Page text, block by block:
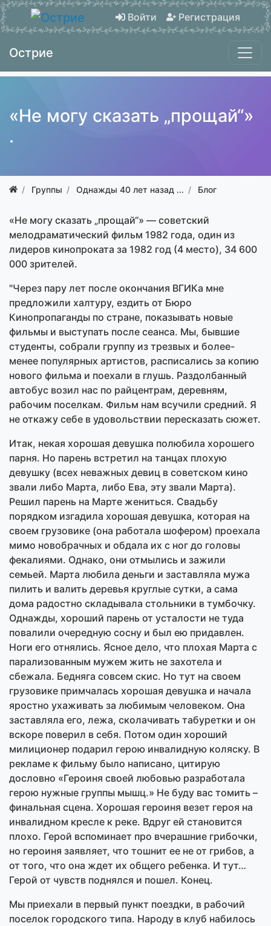
Войти Регистрация
Острие
«Не могу сказать „прощай“»
.
Группы Однажды 40 лет назад ... Блог
«Не могу сказать „прощай“» — советский
мелодраматический фильм 1982 года, один из
лидеров кинопроката за 1982 год (4 место), 34 600
000 зрителей.
"Через пару лет после окончания ВГИКа мне
предложили халтуру, ездить от Бюро
Кинопропаганды по стране, показывать новые
фильмы и выступать после сеанса. Мы, бывшие
студенты, собрали группу из трезвых и более-
менее популярных артистов, расписались за копию
нового фильма и поехали в глушь. Раздолбанный
автобус возил нас по райцентрам, деревням,
рабочим поселкам. Фильм нам всучили средний. Я
не откажу себе в удовольствии пересказать сюжет.
Итак, некая хорошая девушка полюбила хорошего
парня. Но парень встретил на танцах плохую
девушку (всех неважных девиц в советском кино
звали либо Марта, либо Ева, эту звали Марта).
Решил парень на Марте жениться. Свадьбу
порядком изгадила хорошая девушка, которая на
своем грузовике (она работала шофером) проехала
мимо новобрачных и обдала их с ног до головы
фекалиями. Однако, они отмылись и зажили
семьей. Марта любила деньги и заставляла мужа
пилить и валить деревья круглые сутки, а сама
дома радостно складывала стольники в тумбочку.
Однажды, хороший парень от усталости не туда
повалили очередную сосну и был ею придавлен.
Ноги его отнялись. Ясное дело, что плохая Марта с
парализованным мужем жить не захотела и
сбежала. Бедняга совсем скис. Но тут на своем
грузовике примчалась хорошая девушка и начала
яростно ухаживать за любимым человеком. Она
заставляла его, лежа, сколачивать табуретки и он
вскоре поверил в себя. Потом один хороший
милиционер подарил герою инвалидную коляску. В
рекламе к фильму было написано, цитирую
дословно «Героиня своей любовью разработала
герою нужные группы мышц.» Не буду вас томить –
финальная сцена. Хорошая героиня везет героя на
инвалидном кресле к реке. Вдруг ей становится
плохо. Герой вспоминает про вчерашние грибочки,
но героиня заявляет, что тошнит ее не от грибов, а
от того, что она ждет их общего ребенка. И тут…
Герой от чувств поднялся и пошел. Конец.
Мы приехали в первый пункт поездки, в рабочий
поселок городского типа. Народу в клуб набилось